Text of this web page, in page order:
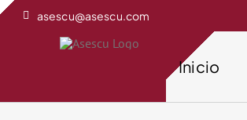
Saltar
asescu@asescu.com
Inicio